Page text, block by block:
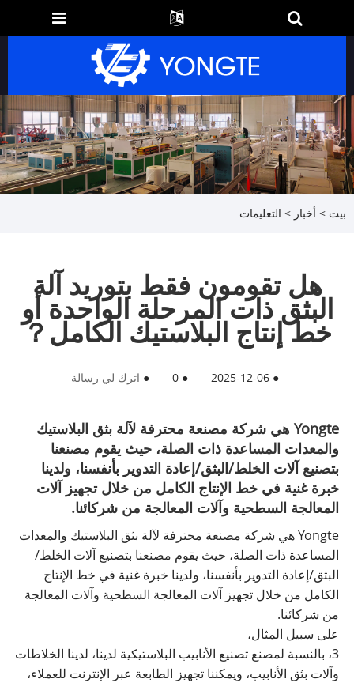
بيت > أخبار > التعليمات
هل تقومون فقط بتوريد آلة
البثق ذات المرحلة الواحدة أو
خط إنتاج البلاستيك الكامل？
●
2025-12-06
●
0
● اترك لي رسالة
Yongte هي شركة مصنعة محترفة لآلة بثق البلاستيك
والمعدات المساعدة ذات الصلة، حيث يقوم مصنعنا
بتصنيع آلات الخلط/البثق/إعادة التدوير بأنفسنا، ولدينا
خبرة غنية في خط الإنتاج الكامل من خلال تجهيز آلات
المعالجة السطحية وآلات المعالجة من شركائنا.
Yongte هي شركة مصنعة محترفة لآلة بثق البلاستيك والمعدات
المساعدة ذات الصلة، حيث يقوم مصنعنا بتصنيع آلات الخلط/
البثق/إعادة التدوير بأنفسنا، ولدينا خبرة غنية في خط الإنتاج
الكامل من خلال تجهيز آلات المعالجة السطحية وآلات المعالجة
من شركائنا.
على سبيل المثال،
3، بالنسبة لمصنع تصنيع الأنابيب البلاستيكية لدينا، لدينا الخلاطات
وآلات بثق الأنابيب، ويمكننا تجهيز الطابعة عبر الإنترنت للعملاء،